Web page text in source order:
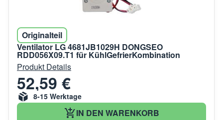
Originalteil
Ventilator LG 4681JB1029H DONGSEO
RDD056X09.T1 für KühlGefrierKombination
Produkt Details
52,59 €
8-15 Werktage
IN DEN WARENKORB